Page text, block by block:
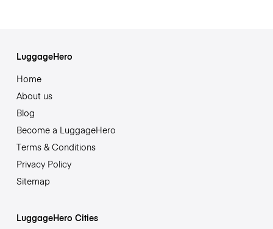
LuggageHero
Home
About us
Blog
Become a LuggageHero
Terms & Conditions
Privacy Policy
Sitemap
LuggageHero Cities